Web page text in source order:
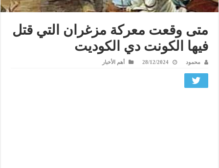
متى وقعت معركة مزغران التي قتل
فيها الكونت دي الكوديت
محمود 28/12/2024 أهم الأخبار